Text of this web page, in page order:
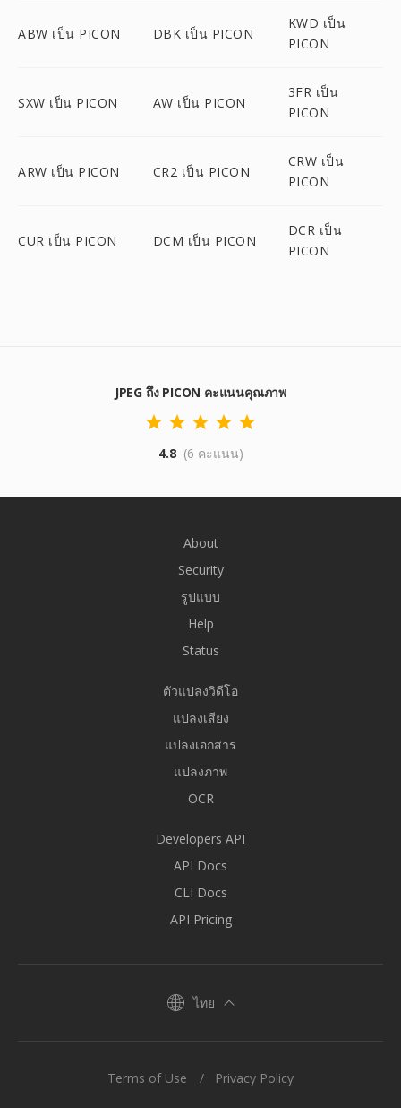
ABW เป็น PICON DBK เป็น PICON
KWD เป็น
PICON
SXW เป็น PICON AW เป็น PICON
3FR เป็น
PICON
ARW เป็น PICON CR2 เป็น PICON
CRW เป็น
PICON
CUR เป็น PICON DCM เป็น PICON
DCR เป็น
PICON
JPEG ถึง PICON คะแนนคุณภาพ
4.8 (6 คะแนน)
About
Security
รูปแบบ
Help
Status
ตัวแปลงวิดีโอ
แปลงเสียง
แปลงเอกสาร
แปลงภาพ
OCR
Developers API
API Docs
CLI Docs
API Pricing
ไทย
Terms of Use Privacy Policy